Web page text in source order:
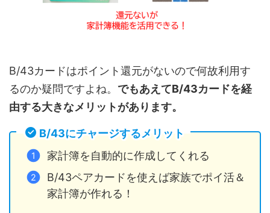
B/43カードはポイント還元がないので何故利用す
るのか疑問ですよね。 でもあえてB/43カードを経
由する大きなメリットがあります。
B/43にチャージするメリット
家計簿を自動的に作成してくれる
B/43ペアカードを使えば家族でポイ活＆
家計簿が作れる！